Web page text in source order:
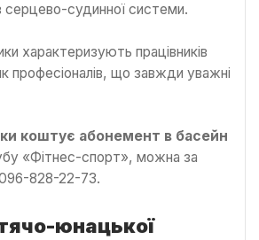
серцево-судинної системи.
характеризують працівників
професіоналів, що завжди уважні
коштує абонемент в басейн
«Фітнес-спорт», можна за
828-22-73.
юнацької